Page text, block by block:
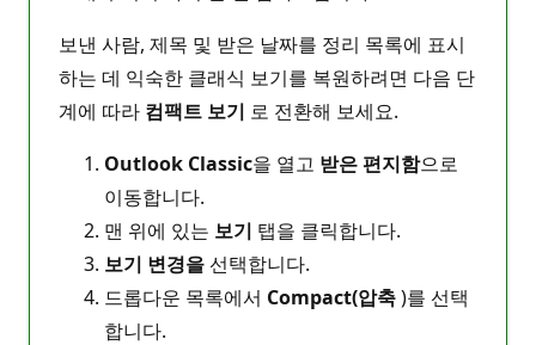
보낸 사람, 제목 및 받은 날짜를 정리 목록에 표시
하는 데 익숙한 클래식 보기를 복원하려면 다음 단
계에 따라 컴팩트 보기 로 전환해 보세요.
Outlook Classic을 열고 받은 편지함으로
이동합니다.
맨 위에 있는 보기 탭을 클릭합니다.
보기 변경을 선택합니다.
드롭다운 목록에서 Compact(압축)를 선택
합니다.